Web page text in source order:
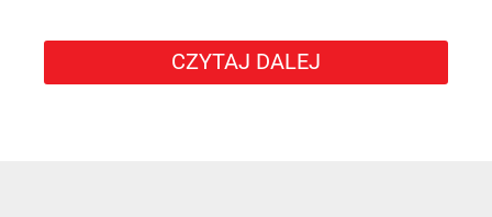
CZYTAJ DALEJ